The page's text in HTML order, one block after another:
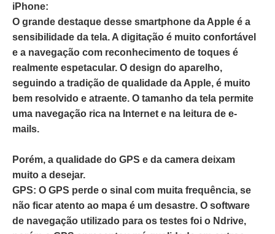
iPhone:
O grande destaque desse smartphone da Apple é a
sensibilidade da tela. A digitação é muito confortável
e a navegação com reconhecimento de toques é
realmente espetacular. O design do aparelho,
seguindo a tradição de qualidade da Apple, é muito
bem resolvido e atraente. O tamanho da tela permite
uma navegação rica na Internet e na leitura de e-
mails.
Porém, a qualidade do GPS e da camera deixam
muito a desejar.
GPS: O GPS perde o sinal com muita frequência, se
não ficar atento ao mapa é um desastre. O software
de navegação utilizado para os testes foi o Ndrive,